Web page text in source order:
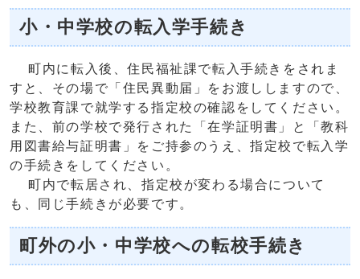
小・中学校の転入学手続き
町内に転入後、住民福祉課で転入手続きをされま
すと、その場で「住民異動届」をお渡ししますので、
学校教育課で就学する指定校の確認をしてください。
また、前の学校で発行された「在学証明書」と「教科
用図書給与証明書」をご持参のうえ、指定校で転入学
の手続きをしてください。
町内で転居され、指定校が変わる場合について
も、同じ手続きが必要です。
町外の小・中学校への転校手続き